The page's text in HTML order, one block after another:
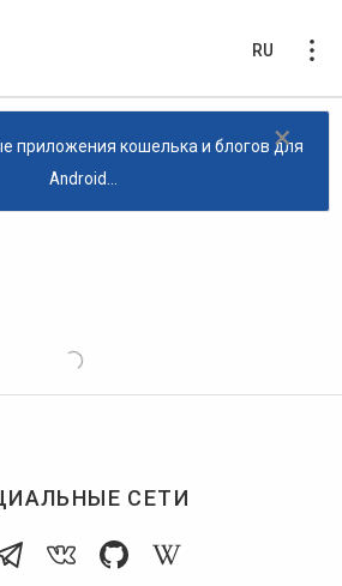
RU
×
приложения кошелька и блогов для
Android...
СЕТИ